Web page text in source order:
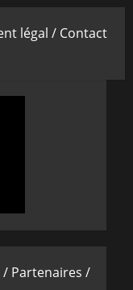
légal / Contact
/ Partenaires /